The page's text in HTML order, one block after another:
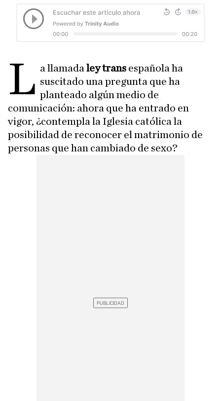
L a llamadaley trans española ha
suscitado una pregunta que ha
planteado algún medio de
comunicación: ahora que ha entrado en
vigor, ¿contempla la Iglesia católica la
posibilidad de reconocer el matrimonio de
personas que han cambiado de sexo?